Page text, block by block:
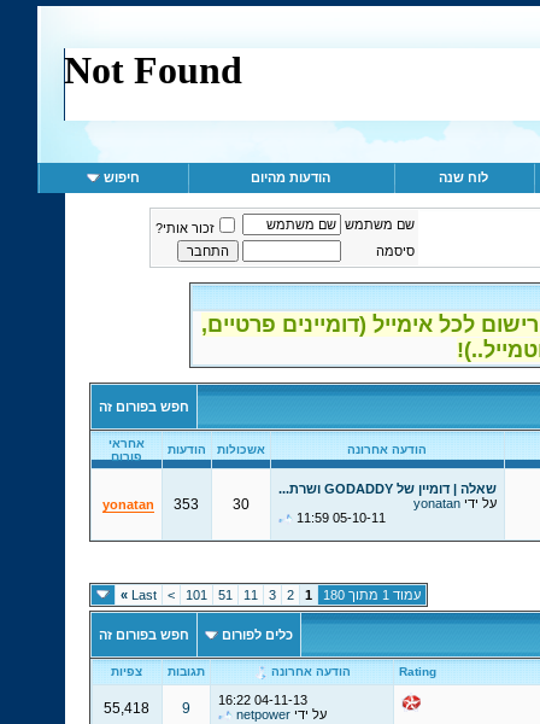
לוח שנה הודעות מהיום חיפוש
שם משתמש
זכור אותי?
סיסמה
לכל אימייל (דומיינים פרטיים,
חפש בפורום זה
הודעה אחרונה אשכולות הודעות
אחראי
פורום
שאלה | דומיין של GODADDY ושרת...
על ידיyonatan
05-10-11
11:59
30
353
yonatan
עמוד 1 מתוך 180 1
2
3
11
51
101
>
Last
»
כלים לפורום חפש בפורום זה
Rating הודעה אחרונה תגובות צפיות
04-11-13
16:22
על ידיnetpower
9
55,418